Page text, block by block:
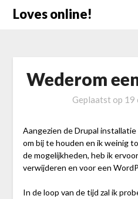
Doorgaan
naar
Loves online!
Wederom
Geplaatst op 19
Aangezien de Drupal
om bij te houden en ik weinig
de mogelijkheden, heb ik
verwijderen en voor een
In de loop van de tijd zal ik